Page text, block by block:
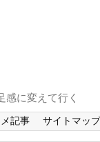
感に変えて行く
記事 サイトマッ